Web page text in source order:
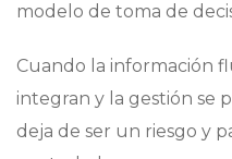
modelo de toma de
Cuando la información
integran y la gestión se
deja de ser un riesgo y